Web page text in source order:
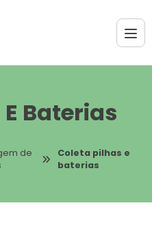
Baterias
de
Coleta pilhas e
baterias